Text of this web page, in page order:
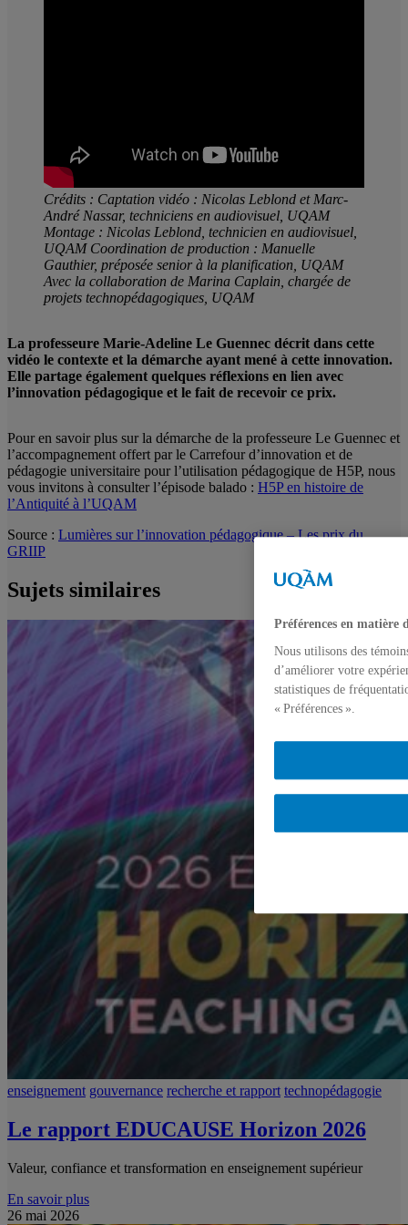
Crédits : Captation vidéo : Nicolas Leblond et Marc-
André Nassar, techniciens en audiovisuel, UQAM
Montage : Nicolas Leblond, technicien en audiovisuel,
UQAM Coordination de production : Manuelle
Gauthier, préposée senior à la planification, UQAM
Avec la collaboration de Marina Caplain, chargée de
projets technopédagogiques, UQAM
La professeure Marie-Adeline Le Guennec décrit dans cette
vidéo le contexte et la démarche ayant mené à cette innovation.
Elle partage également quelques réflexions en lien avec
l’innovation pédagogique et le fait de recevoir ce prix.
Pour en savoir plus sur la démarche de la professeure Le Guennec et
l’accompagnement offert par le Carrefour d’innovation et de
pédagogie universitaire pour l’utilisation pédagogique de H5P, nous
vous invitons à consulter l’épisode balado : H5P en histoire de
l’Antiquité à l’UQAM
Source : Lumières sur l’innovation pédagogique – Les prix du
GRIIP
Sujets similaires
enseignement gouvernance recherche et rapport technopédagogie
Le rapport EDUCAUSE Horizon 2026
Valeur, confiance et transformation en enseignement supérieur
En savoir plus
26 mai 2026
Préférences en matière
Nous utilisons des
d’améliorer votre
statistiques de
« Préférences ».